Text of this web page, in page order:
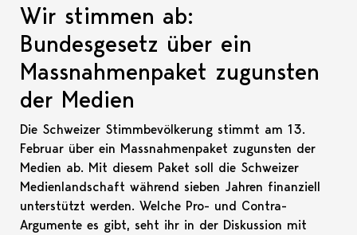
Wir stimmen ab:
Bundesgesetz über ein
Massnahmenpaket zugunsten
der Medien
Die Schweizer Stimmbevölkerung stimmt am 13.
Februar über ein Massnahmenpaket zugunsten der
Medien ab. Mit diesem Paket soll die Schweizer
Medienlandschaft während sieben Jahren finanziell
unterstützt werden. Welche Pro- und Contra-
Argumente es gibt, seht ihr in der Diskussion mit